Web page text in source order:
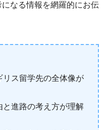
なる情報を網羅的にお伝
ス留学先の全体像が
進路の考え方が理解